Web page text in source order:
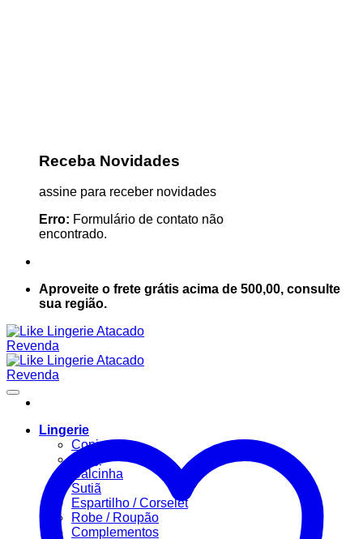
Receba Novidades
assine para receber novidades
Erro: Formulário de contato não
encontrado.
Aproveite o frete grátis acima de 500,00, consulte
sua região.
Lingerie
Conjuntos
Body
Calcinha
Sutiã
Espartilho / Corselet
Robe / Roupão
Complementos